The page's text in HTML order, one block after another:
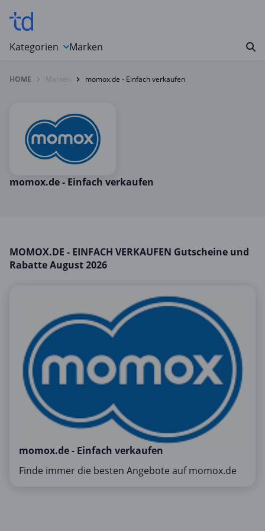
Kategorien
Auto, Motorrad & Werkzeuge
Bücher & Magazine
Computer & Elektronik
Entertainment & Media
Essen & Trinken
Gesundheit & Beauty
Sonstiges
Sport & Freizeit
Urlaub & Reise
Marken
HOME Marken momox.de - Einfach verkaufen
momox.de - Einfach verkaufen
MOMOX.DE - EINFACH VERKAUFEN Gutscheine und
Rabatte August 2026
momox.de - Einfach verkaufen
Finde immer die besten Angebote auf momox.de